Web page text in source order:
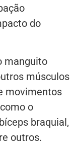
do
manguito
músculos
movimentos
o
braquial,
outros.